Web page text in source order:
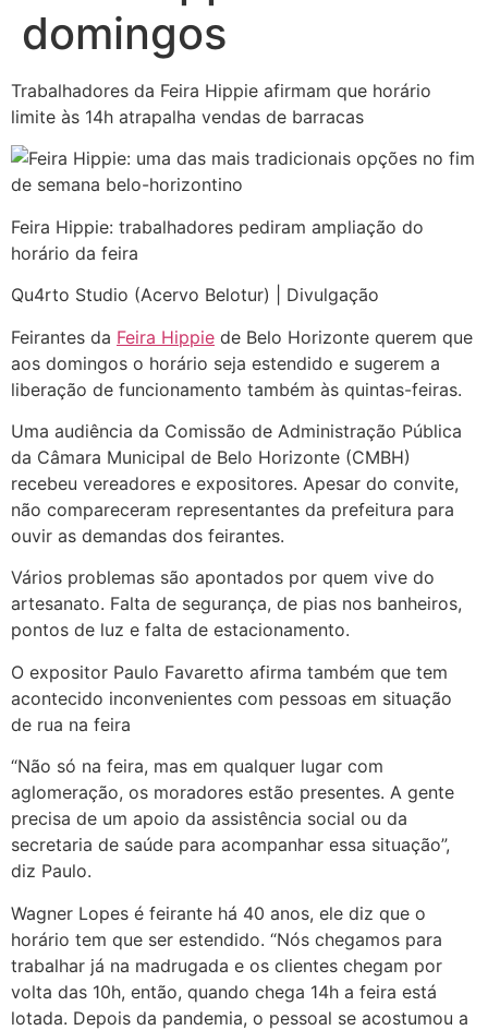
domingos
Trabalhadores da Feira Hippie afirmam que horário
limite às 14h atrapalha vendas de barracas
Feira Hippie: trabalhadores pediram ampliação do
horário da feira
Qu4rto Studio (Acervo Belotur) | Divulgação
Feirantes da Feira Hippie de Belo Horizonte querem que
aos domingos o horário seja estendido e sugerem a
liberação de funcionamento também às quintas-feiras.
Uma audiência da Comissão de Administração Pública
da Câmara Municipal de Belo Horizonte (CMBH)
recebeu vereadores e expositores. Apesar do convite,
não compareceram representantes da prefeitura para
ouvir as demandas dos feirantes.
Vários problemas são apontados por quem vive do
artesanato. Falta de segurança, de pias nos banheiros,
pontos de luz e falta de estacionamento.
O expositor Paulo Favaretto afirma também que tem
acontecido inconvenientes com pessoas em situação
de rua na feira
“Não só na feira, mas em qualquer lugar com
aglomeração, os moradores estão presentes. A gente
precisa de um apoio da assistência social ou da
secretaria de saúde para acompanhar essa situação”,
diz Paulo.
Wagner Lopes é feirante há 40 anos, ele diz que o
horário tem que ser estendido. “Nós chegamos para
trabalhar já na madrugada e os clientes chegam por
volta das 10h, então, quando chega 14h a feira está
lotada. Depois da pandemia, o pessoal se acostumou a